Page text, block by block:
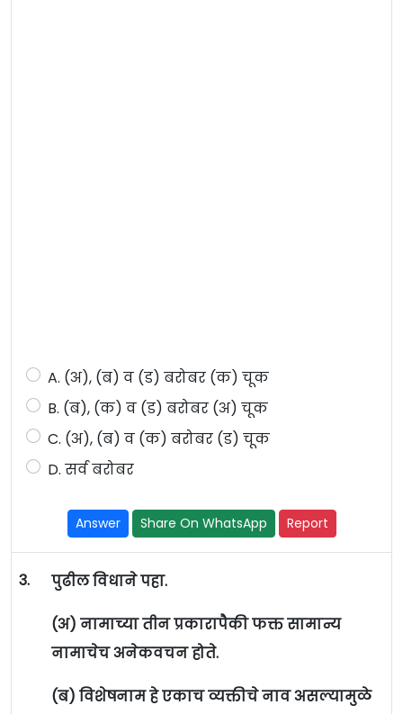
A. (अ), (ब) व (ड) बरोबर (क) चूक
B. (ब), (क) व (ड) बरोबर (अ) चूक
C. (अ), (ब) व (क) बरोबर (ड) चूक
D. सर्व बरोबर
Answer Share On WhatsApp Report
3. पुढील विधाने पहा.
(अ) नामाच्या तीन प्रकारापैकी फक्त सामान्य
नामाचेच अनेकवचन होते.
(ब) विशेषनाम हे एकाच व्यक्तीचे नाव असल्यामुळे